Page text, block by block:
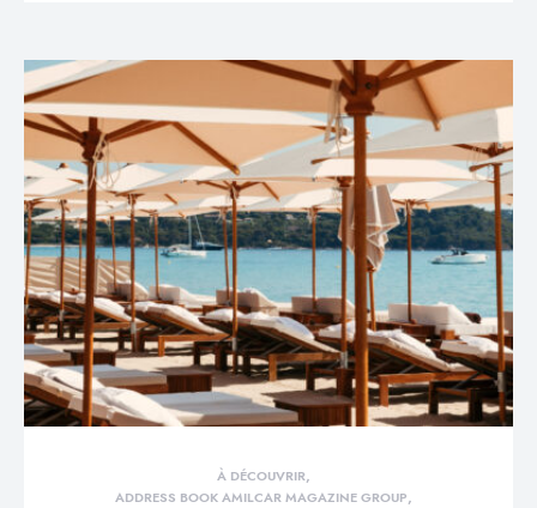
À DÉCOUVRIR
ADDRESS BOOK AMILCAR MAGAZINE GROUP